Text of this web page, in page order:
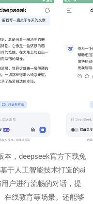
本，deepseek官方下载免
于人工智能技术打造的ai
户进行流畅的对话，提
在线教育等场景。还能够